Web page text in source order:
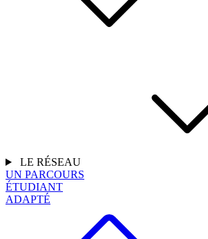
LE RÉSEAU
UN PARCOURS
ÉTUDIANT
ADAPTÉ